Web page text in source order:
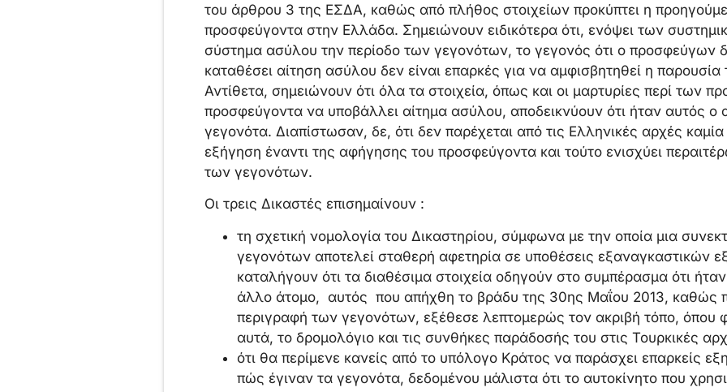
του άρθρου 3 της ΕΣΔΑ, καθώς από πλήθος στοιχείων προκύπτει η
προσφεύγοντα στην Ελλάδα. Σημειώνουν ειδικότερα ότι, ενόψει των
σύστημα ασύλου την περίοδο των γεγονότων, το γεγονός ότι ο προσφεύγων
καταθέσει αίτηση ασύλου δεν είναι επαρκές για να αμφισβητηθεί η
Αντίθετα, σημειώνουν ότι όλα τα στοιχεία, όπως και οι μαρτυρίες περί των
προσφεύγοντα να υποβάλλει αίτημα ασύλου, αποδεικνύουν ότι ήταν αυτός ο
γεγονότα. Διαπίστωσαν, δε, ότι δεν παρέχεται από τις Ελληνικές αρχές
εξήγηση έναντι της αφήγησης του προσφεύγοντα και τούτο ενισχύει
των γεγονότων.
Οι τρεις Δικαστές επισημαίνουν :
τη σχετική νομολογία του Δικαστηρίου, σύμφωνα με την οποία μια
γεγονότων αποτελεί σταθερή αφετηρία σε υποθέσεις εξαναγκαστικών
καταλήγουν ότι τα διαθέσιμα στοιχεία οδηγούν στο συμπέρασμα ότι
άλλο άτομο, αυτός που απήχθη το βράδυ της 30ης Μαΐου 2013, καθώς
περιγραφή των γεγονότων, εξέθεσε λεπτομερώς τον ακριβή τόπο, όπου
αυτά, το δρομολόγιο και τις συνθήκες παράδοσής του στις Τουρκικές
ότι θα περίμενε κανείς από το υπόλογο Κράτος να παράσχει επαρκείς
πώς έγιναν τα γεγονότα, δεδομένου μάλιστα ότι το αυτοκίνητο που